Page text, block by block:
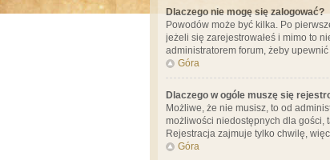
Dlaczego nie mogę się zalogować?
Powodów może być kilka. Po
jeżeli się zarejestrowałeś i mimo to
administratorem forum, żeby
Góra
Dlaczego w ogóle muszę się
Możliwe, że nie musisz, to od
możliwości niedostępnych dla gości,
Rejestracja zajmuje tylko chwilę,
Góra